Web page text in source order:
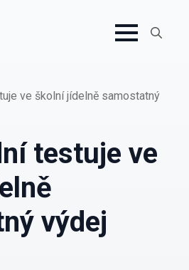
ve školní jídelně samostatný
testuje ve
výdej